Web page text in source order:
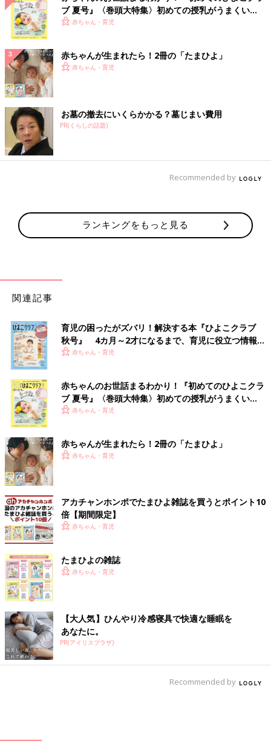
ブ 夏号』〈巻頭大特集〉初めての授乳がうまくい
く！ おっぱい・ミルクの基本と夏のトラブル 解決テ
赤ちゃん・育児
赤ちゃんが生まれたら！2冊の「たまひよ」
赤ちゃん・育児
お墓の撤去にいくらかかる？墓じまい費用
PR(くらしの話題)
Recommended by
ランキングをもっと見る
関連記事
育児の困ったがズバリ！解決する本『ひよこクラブ
秋号』 4カ月～2才になるまで、育児に役立つ情報が
いっぱい！
赤ちゃん・育児
赤ちゃんのお世話まるわかり！『初めてのひよこクラ
ブ 夏号』〈巻頭大特集〉初めての授乳がうまくい
く！ おっぱい・ミルクの基本と夏のトラブル 解決テ
赤ちゃん・育児
赤ちゃんが生まれたら！2冊の「たまひよ」
赤ちゃん・育児
アカチャンホンポでたまひよ雑誌を買うとポイント10
倍【期間限定】
赤ちゃん・育児
たまひよの雑誌
赤ちゃん・育児
【大人気】ひんやり冷感寝具で快適な睡眠を
あなたに。
PR(アイリスプラザ)
Recommended by